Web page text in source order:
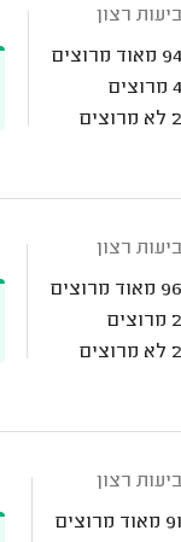
רצון
מאוד מרוצים
מרוצים
לא מרוצים
רצון
מאוד מרוצים
מרוצים
לא מרוצים
רצון
מאוד מרוצים